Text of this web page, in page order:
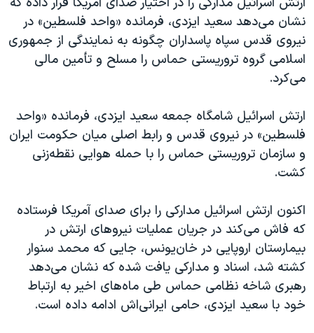
دادگاه حمید نوری
چهل سال گروگان‌گیری
قانون شفافیت دارائی کادر رهبری ایران
اسرائیل در جنگ
نرگس محمدی برنده جایزه نوبل صلح
سفر پرزیدنت ترامپ به چین
نشان می‌دهد سعید ایزدی، فرمانده «واحد فلسطین» در
نیروی قدس سپاه پاسداران چگونه به نمایندگی از جمهوری
اسلامی گروه تروریستی حماس را مسلح و تأمین مالی
می‌کرد.
ارتش اسرائیل شامگاه جمعه سعید ایزدی، فرمانده «واحد
فلسطین» در نیروی قدس و رابط اصلی میان حکومت ایران
و سازمان تروریستی حماس را با حمله هوایی نقطه‌زنی
کشت.
اکنون ارتش اسرائیل مدارکی را برای صدای آمریکا فرستاده
که فاش می‌کند در جریان عملیات نیروهای ارتش در
بیمارستان اروپایی در خان‌یونس، جایی که محمد سنوار
کشته شد، اسناد و مدارکی یافت شده که نشان می‌دهد
رهبری شاخه نظامی حماس طی ماه‌های اخیر به ارتباط
خود با سعید ایزدی، حامی ایرانی‌اش ادامه داده است.